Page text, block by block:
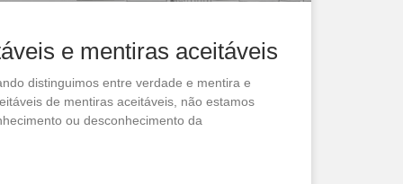
e mentiras aceitáveis
distinguimos entre verdade e mentira e
de mentiras aceitáveis, não estamos
ou desconheci­mento da